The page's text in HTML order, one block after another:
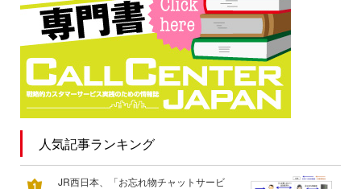
人気記事ランキング
JR西日本、「お忘れ物チャットサービ